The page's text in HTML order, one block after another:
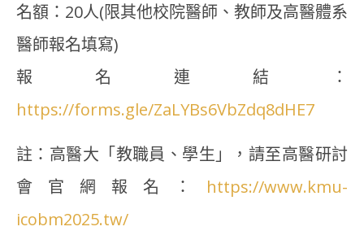
名額：20人(限其他校院醫師、教師及高醫體系
醫師報名填寫)
報名連結：
https://forms.gle/ZaLYBs6VbZdq8dHE7
註：高醫大「教職員、學生」，請至高醫研討
會官網報名： https://www.kmu-
icobm2025.tw/